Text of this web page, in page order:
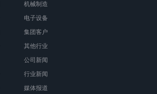
机械制造
电子设备
集团客户
其他行业
公司新闻
行业新闻
媒体报道